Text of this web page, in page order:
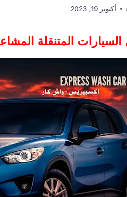
أكتوبر 19, 2023
المتنقلة